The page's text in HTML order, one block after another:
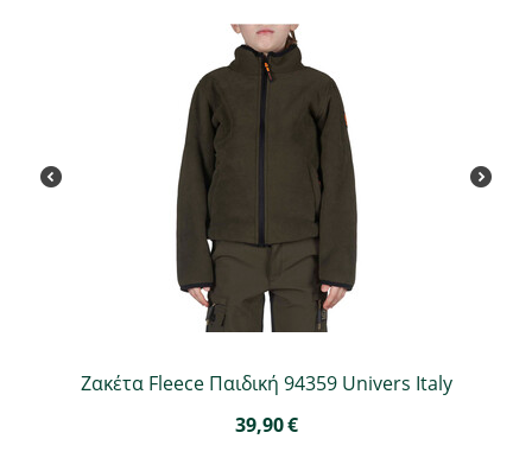
Ζακέτα Fleece Παιδική 94359 Univers Italy
39,90€